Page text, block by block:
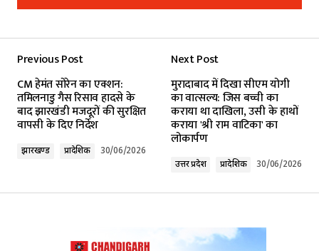
Add a comment
Required fields are marked*
Comment*
Previous Post
CM हेमंत सोरेन का एक्शन:
तमिलनाडु गैस रिसाव हादसे के
बाद झारखंडी मजदूरों की सुरक्षित
वापसी के दिए निर्देश
झारखण्ड प्रादेशिक 30/06/2026
Next Post
मुरादाबाद में दिखा सीएम योगी
का वात्सल्य: जिस बच्ची का
कराया था दाखिला, उसी के हाथों
कराया 'श्री राम वाटिका' का
लोकार्पण
उत्तर प्रदेश प्रादेशिक 30/06/2026